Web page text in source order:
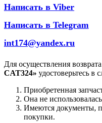
Написать в Viber
Написать в Telegram
int174@yandex.ru
Для осуществления возврата
CAT324» удостоверьтесь в
Приобретенная
Она не
Имеются документы,
покупки.